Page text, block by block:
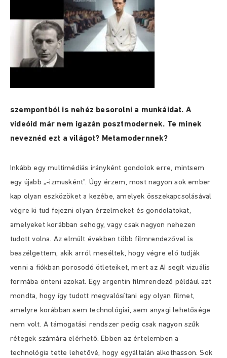
szempontból is nehéz besorolni a munkáidat. A
videóid már nem igazán posztmodernek. Te minek
neveznéd ezt a világot? Metamodernnek?
Inkább egy multimédiás irányként gondolok erre, mintsem
egy újabb „-izmusként”. Úgy érzem, most nagyon sok ember
kap olyan eszközöket a kezébe, amelyek összekapcsolásával
végre ki tud fejezni olyan érzelmeket és gondolatokat,
amelyeket korábban sehogy, vagy csak nagyon nehezen
tudott volna. Az elmúlt években több filmrendezővel is
beszélgettem, akik arról meséltek, hogy végre elő tudják
venni a fiókban porosodó ötleteiket, mert az AI segít vizuális
formába önteni azokat. Egy argentin filmrendező például azt
mondta, hogy így tudott megvalósítani egy olyan filmet,
amelyre korábban sem technológiai, sem anyagi lehetősége
nem volt. A támogatási rendszer pedig csak nagyon szűk
rétegek számára elérhető. Ebben az értelemben a
technológia tette lehetővé, hogy egyáltalán alkothasson. Sok